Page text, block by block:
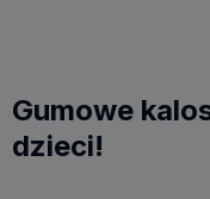
Gumowe
dzieci!